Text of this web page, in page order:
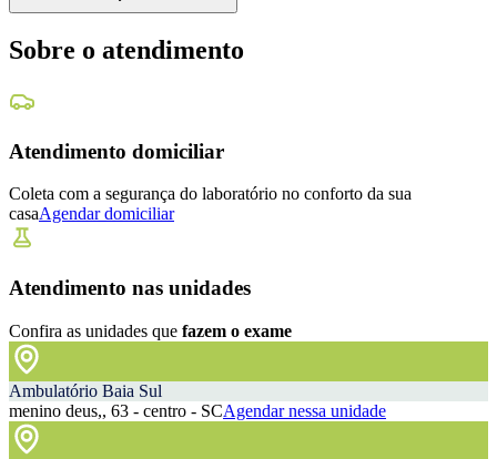
Sobre o atendimento
Atendimento domiciliar
Coleta com a segurança do laboratório no conforto da sua
casaAgendar domiciliar
Atendimento nas unidades
Confira as unidades que fazem o exame
Ambulatório Baia Sul
menino deus,, 63 - centro - SCAgendar nessa unidade